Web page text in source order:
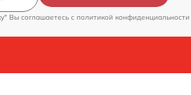
Вы соглашаетесь c политикой конфиденциальности